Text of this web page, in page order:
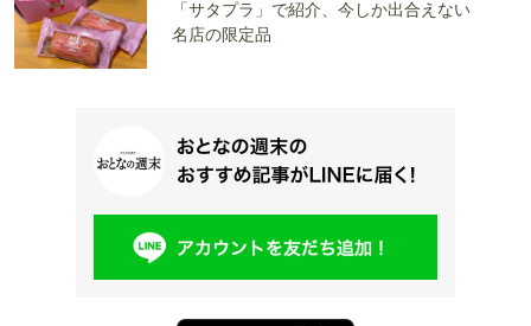
「サタプラ」で紹介、今しか出合えない
名店の限定品